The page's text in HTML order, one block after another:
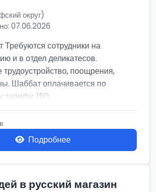
округ)
07.06.2026
сотрудники на
и в отдел деликатесов.
поощрения,
Шаббат оплачивается по
150
Подробнее
в русский магазин